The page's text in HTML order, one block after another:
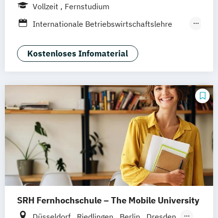
Public Relations Hochschulzertifikat
Veranstaltungsökonom (FH)
Vertriebsmanagement
Werbe- und Medienpsychologie
Wirtschaftspsychologie
Vollzeit
Fernstudium
Internationale Betriebswirtschaftslehre
Social Media Management
Kostenloses Infomaterial
SRH Fernhochschule – The Mobile University